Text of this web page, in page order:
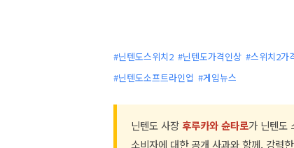
#닌텐도스위치2 #닌텐도가격인상 #스위치2가
#닌텐도소프트라인업 #게임뉴스
닌텐도 사장 후루카와 슌타로가 닌텐도
소비자에 대한 공개 사과와 함께, 강력